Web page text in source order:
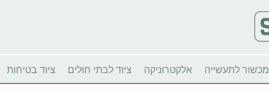
מכשור לתעשייה אלקטרוניקה ציוד לבתי חולים ציוד בטיחות